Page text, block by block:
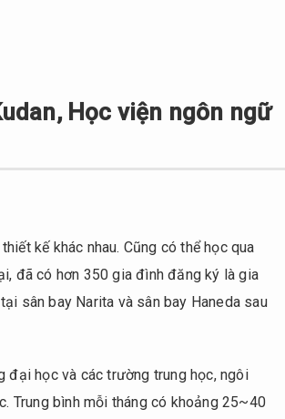
Học viện ngôn ngữ
kế khác nhau. Cũng có thể học qua
đã có hơn 350 gia đình đăng ký là gia
sân bay Narita và sân bay Haneda sau
đại học và các trường trung học, ngôi
Trung bình mỗi tháng có khoảng 25~40